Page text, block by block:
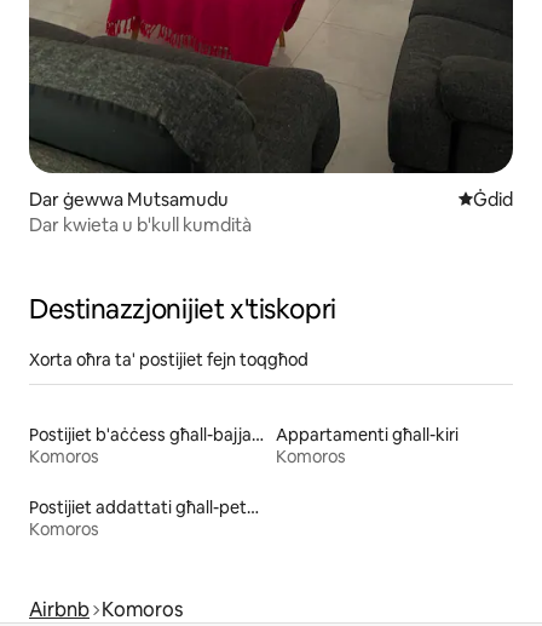
Dar ġewwa Mutsamudu Post
Ġdid
Dar kwieta u b'kull kumdità
Destinazzjonijiet x'tiskopri
Xorta oħra ta' postijiet fejn toqgħod
Postijiet b'aċċess għall-bajja għall-kiri
Komoros
Appartamenti għall-kiri
Komoros
Postijiet addattati għall-pets għall-kiri
Komoros
Airbnb Komoros